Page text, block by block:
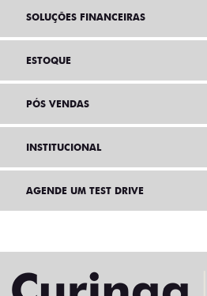
SOLUÇÕES FINANCEIRAS
ESTOQUE
PÓS VENDAS
INSTITUCIONAL
AGENDE UM TEST DRIVE